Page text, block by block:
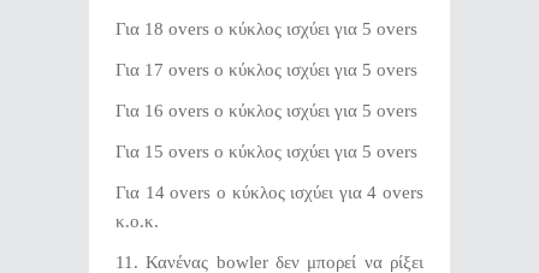
Για 18 overs o κύκλος ισχύει για 5 οvers
Για 17 overs o κύκλος ισχύει για 5 overs
Για 16 overs o κύκλος ισχύει για 5 overs
Για 15 overs o κύκλος ισχύει για 5 overs
Για 14 overs o κύκλος ισχύει για 4 overs
κ.ο.κ.
11. Κανένας bowler δεν μπορεί να ρίξει